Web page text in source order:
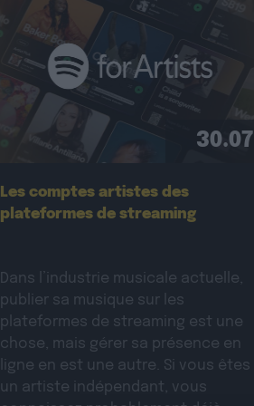
30.07
Les comptes artistes des
plateformes de streaming
Dans l’industrie musicale actuelle,
publier sa musique sur les
plateformes de streaming est une
chose, mais gérer sa présence en
ligne en est une autre. Si vous êtes
un artiste indépendant, vous